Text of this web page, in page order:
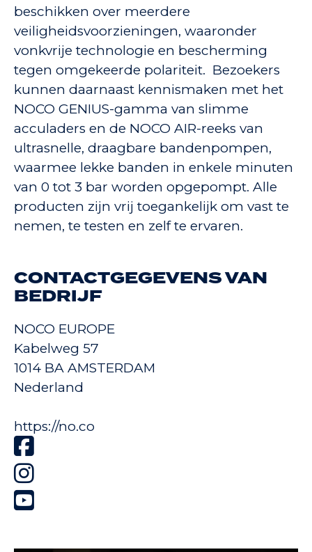
beschikken over meerdere
veiligheidsvoorzieningen, waaronder
vonkvrije technologie en bescherming
tegen omgekeerde polariteit. Bezoekers
kunnen daarnaast kennismaken met het
NOCO GENIUS-gamma van slimme
acculaders en de NOCO AIR-reeks van
ultrasnelle, draagbare bandenpompen,
waarmee lekke banden in enkele minuten
van 0 tot 3 bar worden opgepompt. Alle
producten zijn vrij toegankelijk om vast te
nemen, te testen en zelf te ervaren.
CONTACTGEGEVENS VAN
BEDRIJF
NOCO EUROPE
Kabelweg 57
1014 BA AMSTERDAM
Nederland
https://no.co